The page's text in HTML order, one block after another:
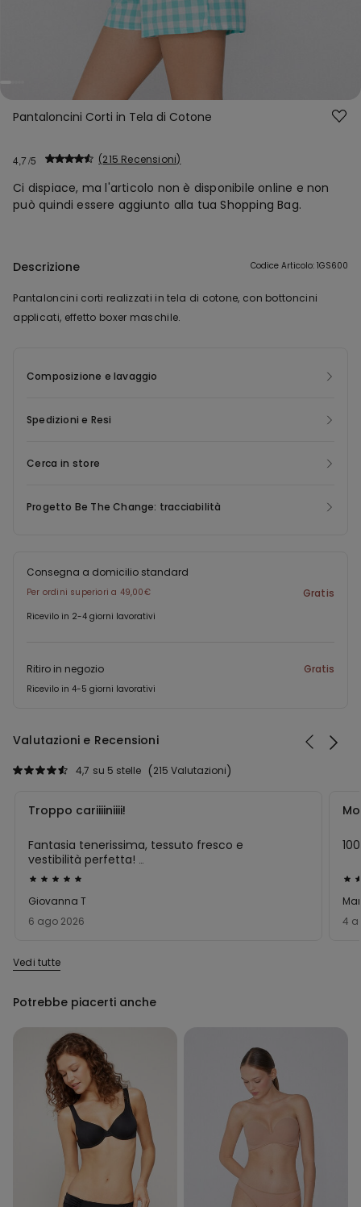
Pantaloncini Corti in Tela di Cotone
4,7 215 Recensioni
Ci dispiace, ma l'articolo non è disponibile online e non
può quindi essere aggiunto alla tua Shopping Bag.
Descrizione Codice Articolo: 1GS600
Pantaloncini corti realizzati in tela di cotone, con bottoncini
applicati, effetto boxer maschile.
Composizione e lavaggio
Spedizioni e Resi
Cerca in store
Progetto Be The Change: tracciabilità
Consegna a domicilio standard
Per ordini superiori a 49,00€ Gratis
Ricevilo in 2-4 giorni lavorativi
Ritiro in negozio Gratis
Ricevilo in 4-5 giorni lavorativi
Valutazioni e Recensioni
215 Valutazioni
4,7 su 5 stelle
Valutato
5
su
6 ago 2026
Giovanna T
Troppo cariiiiniiii!
Fantasia tenerissima, tessuto fresco e
vestibilità perfetta!
Non è corto, quindi copre anche molto bene.
5
su
4
Vedi tutte
Potrebbe piacerti anche